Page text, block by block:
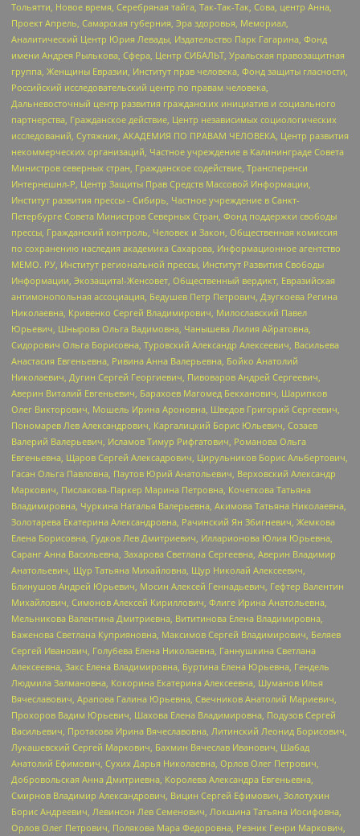
Тольятти, Новое время, Серебряная тайга, Так-Так-Так, Сова, центр Анна,
Проект Апрель, Самарская губерния, Эра здоровья, Мемориал,
Аналитический Центр Юрия Левады, Издательство Парк Гагарина, Фонд
имени Андрея Рылькова, Сфера, Центр СИБАЛЬТ, Уральская правозащитная
группа, Женщины Евразии, Институт прав человека, Фонд защиты гласности,
Российский исследовательский центр по правам человека,
Дальневосточный центр развития гражданских инициатив и социального
партнерства, Гражданское действие, Центр независимых социологических
исследований, Сутяжник, АКАДЕМИЯ ПО ПРАВАМ ЧЕЛОВЕКА, Центр развития
некоммерческих организаций, Частное учреждение в Калининграде Совета
Министров северных стран, Гражданское содействие, Трансперенси
Интернешнл-Р, Центр Защиты Прав Средств Массовой Информации,
Институт развития прессы - Сибирь, Частное учреждение в Санкт-
Петербурге Совета Министров Северных Стран, Фонд поддержки свободы
прессы, Гражданский контроль, Человек и Закон, Общественная комиссия
по сохранению наследия академика Сахарова, Информационное агентство
МЕМО. РУ, Институт региональной прессы, Институт Развития Свободы
Информации, Экозащита!-Женсовет, Общественный вердикт, Евразийская
антимонопольная ассоциация, Бедушев Петр Петрович, Дзугкоева Регина
Николаевна, Кривенко Сергей Владимирович, Милославский Павел
Юрьевич, Шнырова Ольга Вадимовна, Чанышева Лилия Айратовна,
Сидорович Ольга Борисовна, Туровский Александр Алексеевич, Васильева
Анастасия Евгеньевна, Ривина Анна Валерьевна, Бойко Анатолий
Николаевич, Дугин Сергей Георгиевич, Пивоваров Андрей Сергеевич,
Аверин Виталий Евгеньевич, Барахоев Магомед Бекханович, Шарипков
Олег Викторович, Мошель Ирина Ароновна, Шведов Григорий Сергеевич,
Пономарев Лев Александрович, Каргалицкий Борис Юльевич, Созаев
Валерий Валерьевич, Исламов Тимур Рифгатович, Романова Ольга
Евгеньевна, Щаров Сергей Алексадрович, Цирульников Борис Альбертович,
Гасан Ольга Павловна, Паутов Юрий Анатольевич, Верховский Александр
Маркович, Пислакова-Паркер Марина Петровна, Кочеткова Татьяна
Владимировна, Чуркина Наталья Валерьевна, Акимова Татьяна Николаевна,
Золотарева Екатерина Александровна, Рачинский Ян Збигневич, Жемкова
Елена Борисовна, Гудков Лев Дмитриевич, Илларионова Юлия Юрьевна,
Саранг Анна Васильевна, Захарова Светлана Сергеевна, Аверин Владимир
Анатольевич, Щур Татьяна Михайловна, Щур Николай Алексеевич,
Блинушов Андрей Юрьевич, Мосин Алексей Геннадьевич, Гефтер Валентин
Михайлович, Симонов Алексей Кириллович, Флиге Ирина Анатольевна,
Мельникова Валентина Дмитриевна, Вититинова Елена Владимировна,
Баженова Светлана Куприяновна, Максимов Сергей Владимирович, Беляев
Сергей Иванович, Голубева Елена Николаевна, Ганнушкина Светлана
Алексеевна, Закс Елена Владимировна, Буртина Елена Юрьевна, Гендель
Людмила Залмановна, Кокорина Екатерина Алексеевна, Шуманов Илья
Вячеславович, Арапова Галина Юрьевна, Свечников Анатолий Мариевич,
Прохоров Вадим Юрьевич, Шахова Елена Владимировна, Подузов Сергей
Васильевич, Протасова Ирина Вячеславовна, Литинский Леонид Борисович,
Лукашевский Сергей Маркович, Бахмин Вячеслав Иванович, Шабад
Анатолий Ефимович, Сухих Дарья Николаевна, Орлов Олег Петрович,
Добровольская Анна Дмитриевна, Королева Александра Евгеньевна,
Смирнов Владимир Александрович, Вицин Сергей Ефимович, Золотухин
Борис Андреевич, Левинсон Лев Семенович, Локшина Татьяна Иосифовна,
Орлов Олег Петрович, Полякова Мара Федоровна, Резник Генри Маркович,